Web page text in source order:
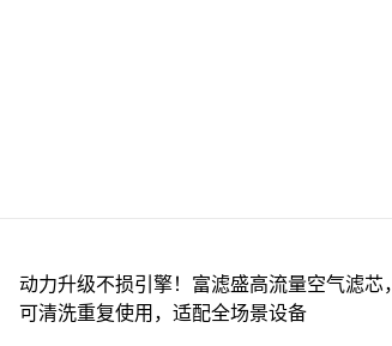
动力升级不损引擎！富滤盛高流量空气滤芯，
可清洗重复使用，适配全场景设备